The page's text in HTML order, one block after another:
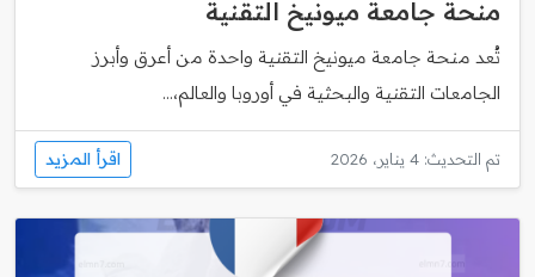
منحة جامعة ميونيخ التقنية
تُعد منحة جامعة ميونيخ التقنية واحدة من أعرق وأبرز
الجامعات التقنية والبحثية في أوروبا والعالم،...
تم التحديث: 4 يناير، 2026 اقرأ المزيد